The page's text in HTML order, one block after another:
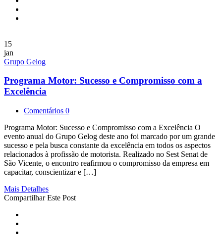
15
jan
Grupo Gelog
Programa Motor: Sucesso e Compromisso com a
Excelência
Comentários 0
Programa Motor: Sucesso e Compromisso com a Excelência O
evento anual do Grupo Gelog deste ano foi marcado por um grande
sucesso e pela busca constante da excelência em todos os aspectos
relacionados à profissão de motorista. Realizado no Sest Senat de
São Vicente, o encontro reafirmou o compromisso da empresa em
capacitar, conscientizar e […]
Mais Detalhes
Compartilhar Este Post